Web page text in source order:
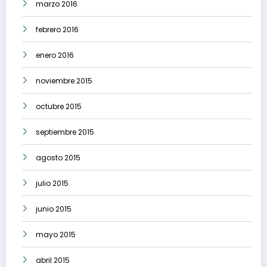
marzo 2016
febrero 2016
enero 2016
noviembre 2015
octubre 2015
septiembre 2015
agosto 2015
julio 2015
junio 2015
mayo 2015
abril 2015